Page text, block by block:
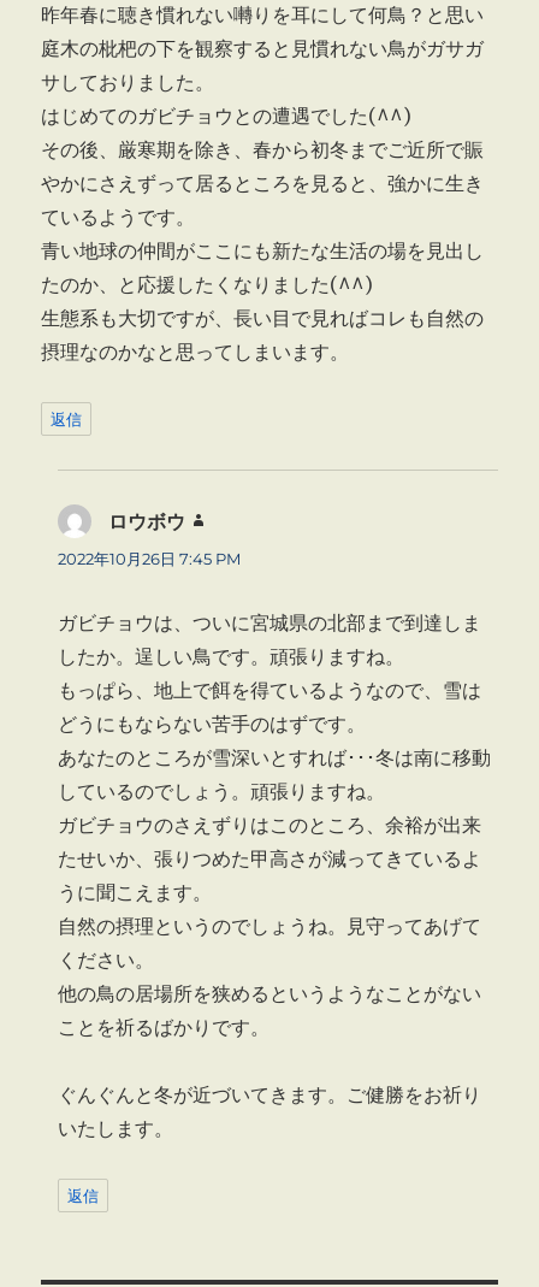
昨年春に聴き慣れない囀りを耳にして何鳥？と思い
庭木の枇杷の下を観察すると見慣れない鳥がガサガ
サしておりました。
はじめてのガビチョウとの遭遇でした(^^)
その後、厳寒期を除き、春から初冬までご近所で賑
やかにさえずって居るところを見ると、強かに生き
ているようです。
青い地球の仲間がここにも新たな生活の場を見出し
たのか、と応援したくなりました(^^)
生態系も大切ですが、長い目で見ればコレも自然の
摂理なのかなと思ってしまいます。
返信
ロウボウ
り:
2022年10月26日 7:45 PM
ガビチョウは、ついに宮城県の北部まで到達しま
したか。逞しい鳥です。頑張りますね。
もっぱら、地上で餌を得ているようなので、雪は
どうにもならない苦手のはずです。
あなたのところが雪深いとすれば･･･冬は南に移動
しているのでしょう。頑張りますね。
ガビチョウのさえずりはこのところ、余裕が出来
たせいか、張りつめた甲高さが減ってきているよ
うに聞こえます。
自然の摂理というのでしょうね。見守ってあげて
ください。
他の鳥の居場所を狭めるというようなことがない
ことを祈るばかりです。
ぐんぐんと冬が近づいてきます。ご健勝をお祈り
いたします。
返信